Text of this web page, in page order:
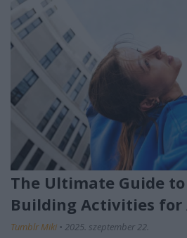
The Ultimate Guide to
Building Activities for
Tumblr Miki • 2025. szeptember 22.